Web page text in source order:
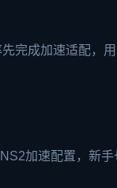
完成加速适配，
加速配置，新手